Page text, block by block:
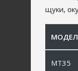
щуки,
MT35